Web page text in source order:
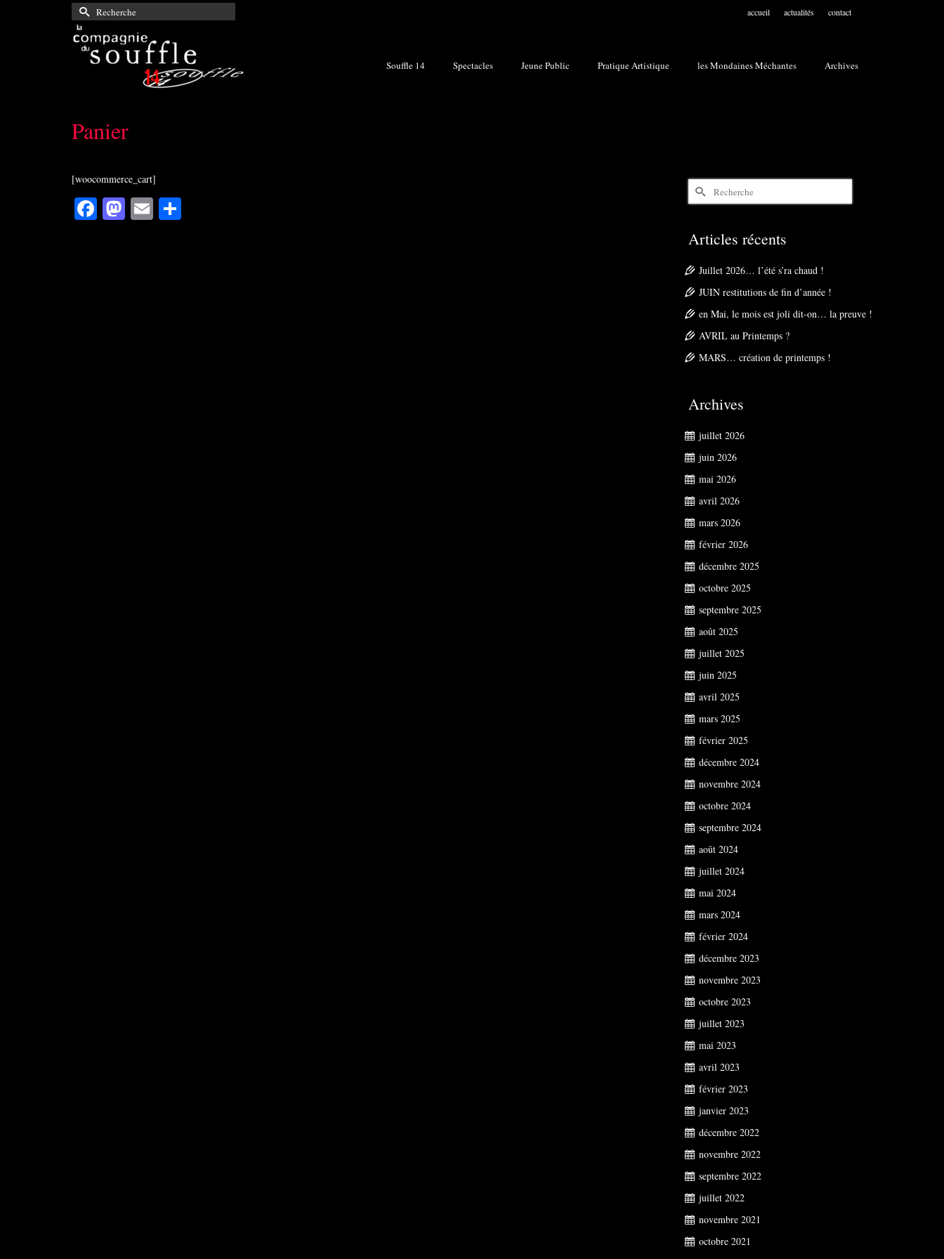
accueil actualités contact
Rechercher :
Souffle 14 Spectacles Jeune Public Pratique Artistique les Mondaines Méchantes Archives
Panier
[woocommerce_cart]
Facebook
Mastodon
Email
Rechercher :
Articles récents
Juillet 2026… l’été s’ra chaud !
JUIN restitutions de fin d’année !
en Mai, le mois est joli dit-on… la preuve !
AVRIL au Printemps ?
MARS… création de printemps !
Archives
juillet 2026
juin 2026
mai 2026
avril 2026
mars 2026
février 2026
décembre 2025
octobre 2025
septembre 2025
août 2025
juillet 2025
juin 2025
avril 2025
mars 2025
février 2025
décembre 2024
novembre 2024
octobre 2024
septembre 2024
août 2024
juillet 2024
mai 2024
mars 2024
février 2024
décembre 2023
novembre 2023
octobre 2023
juillet 2023
mai 2023
avril 2023
février 2023
janvier 2023
décembre 2022
novembre 2022
septembre 2022
juillet 2022
novembre 2021
octobre 2021